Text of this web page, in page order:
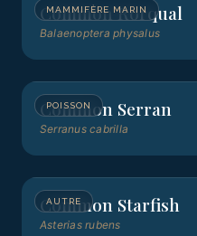
MAMMIFÈRE MARIN
Common Rorqual
Balaenoptera physalus
POISSON
Common Serran
Serranus cabrilla
AUTRE
Common Starfish
Asterias rubens